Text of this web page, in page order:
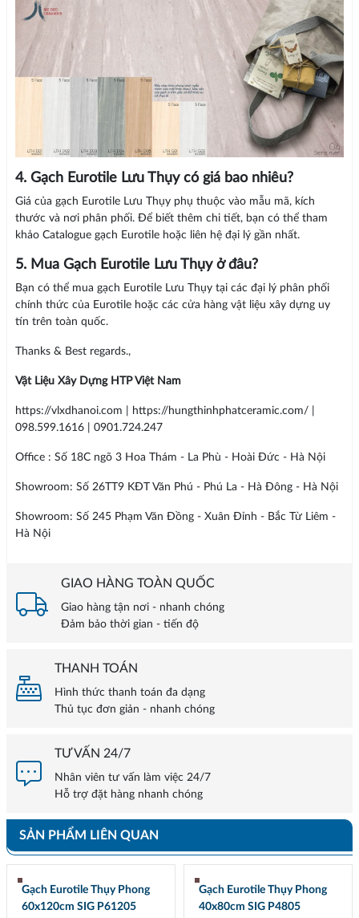
4. Gạch Eurotile Lưu Thụy có giá bao nhiêu?
Giá của gạch Eurotile Lưu Thụy phụ thuộc vào mẫu mã, kích
thước và nơi phân phối. Để biết thêm chi tiết, bạn có thể tham
khảo Catalogue gạch Eurotile hoặc liên hệ đại lý gần nhất.
5. Mua Gạch Eurotile Lưu Thụy ở đâu?
Bạn có thể mua gạch Eurotile Lưu Thụy tại các đại lý phân phối
chính thức của Eurotile hoặc các cửa hàng vật liệu xây dựng uy
tín trên toàn quốc.
Thanks & Best regards.,
Vật Liệu Xây Dựng HTP Việt Nam
https://vlxdhanoi.com | https://hungthinhphatceramic.com/ |
098.599.1616 | 0901.724.247
Office : Số 18C ngõ 3 Hoa Thám - La Phù - Hoài Đức - Hà Nội
Showroom: Số 26TT9 KĐT Văn Phú - Phú La - Hà Đông - Hà Nội
Showroom: Số 245 Phạm Văn Đồng - Xuân Đỉnh - Bắc Từ Liêm -
Hà Nội
GIAO HÀNG TOÀN QUỐC
Giao hàng tận nơi - nhanh chóng
Đảm bảo thời gian - tiến độ
THANH TOÁN
Hình thức thanh toán đa dạng
Thủ tục đơn giản - nhanh chóng
TƯ VẤN 24/7
Nhân viên tư vấn làm việc 24/7
Hỗ trợ đặt hàng nhanh chóng
SẢN PHẨM LIÊN QUAN
Gạch Eurotile Thụy Phong
60x120cm SIG P61205
Gạch Eurotile Thụy Phong
40x80cm SIG P4805